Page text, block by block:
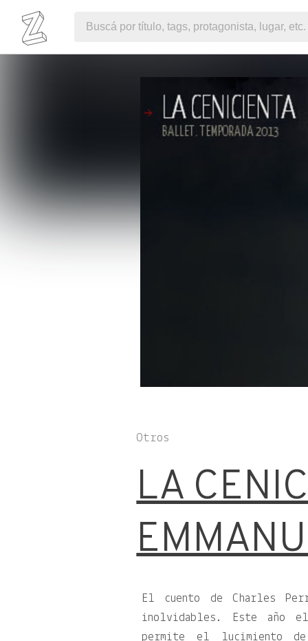
Otros
LA
El cuento de Charles
inolvidables. Este año
permite el lucimiento